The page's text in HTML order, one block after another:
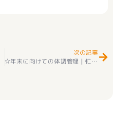
次の記事
☆年末に向けての体調管理｜忙しい時期こそ健康第一！｜もてぎ不動産ブログ